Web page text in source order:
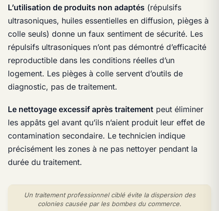
L’utilisation de produits non adaptés (répulsifs
ultrasoniques, huiles essentielles en diffusion, pièges à
colle seuls) donne un faux sentiment de sécurité. Les
répulsifs ultrasoniques n’ont pas démontré d’efficacité
reproductible dans les conditions réelles d’un
logement. Les pièges à colle servent d’outils de
diagnostic, pas de traitement.
Le nettoyage excessif après traitement peut éliminer
les appâts gel avant qu’ils n’aient produit leur effet de
contamination secondaire. Le technicien indique
précisément les zones à ne pas nettoyer pendant la
durée du traitement.
Un traitement professionnel ciblé évite la dispersion des
colonies causée par les bombes du commerce.